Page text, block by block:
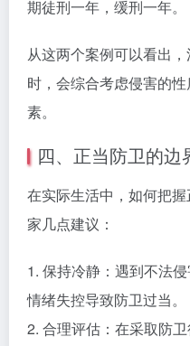
期徒刑一年，缓刑一年。
从这两个案例可以看出
时，会综合考虑侵害的
素。
四、正当防卫的边
在实际生活中，如何把
家几点建议：
1. 保持冷静：遇到不法
情绪失控导致防卫过当。
2. 合理评估：在采取防